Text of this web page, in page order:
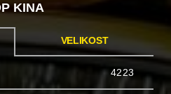
KINA
VELIKOST
4223